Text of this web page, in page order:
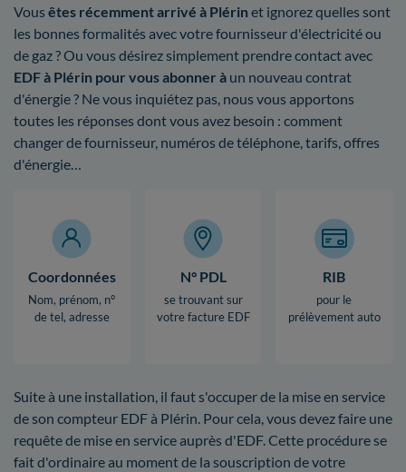
Vous êtes récemment arrivé à Plérin et ignorez quelles sont
les bonnes formalités avec votre fournisseur d'électricité ou
de gaz ? Ou vous désirez simplement prendre contact avec
EDF à Plérin pour vous abonner à un nouveau contrat
d'énergie ? Ne vous inquiétez pas, nous vous apportons
toutes les réponses dont vous avez besoin : comment
changer de fournisseur, numéros de téléphone, tarifs, offres
d'énergie…
Coordonnées
Nom, prénom, n°
de tel, adresse
N° PDL
se trouvant sur
votre facture EDF
RIB
pour le
prélèvement auto
Suite à une installation, il faut s'occuper de la mise en service
de son compteur EDF à Plérin. Pour cela, vous devez faire une
requête de mise en service auprès d'EDF. Cette procédure se
fait d'ordinaire au moment de la souscription de votre